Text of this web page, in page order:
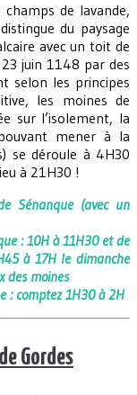
de lavande,
du paysage
avec un toit de
juin 1148 par des
selon les principes
les moines de
sur l’isolement, la
mener à la
se déroule à 4H30
à 21H30 !
Sénanque (avec un
: 10H à 11H30 et de
à 17H le dimanche
des moines
: comptez 1H30 à 2H
Gordes